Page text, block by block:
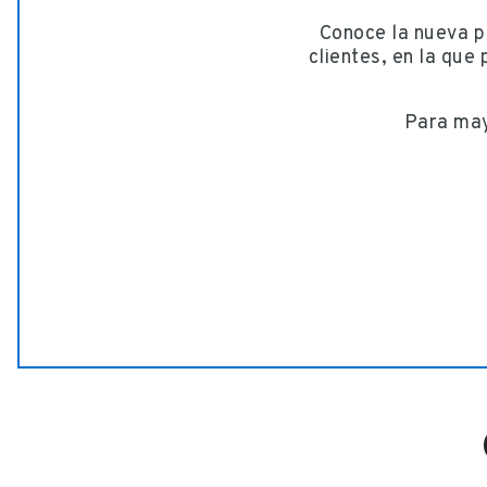
Conoce la nueva
clientes, en la que
Para